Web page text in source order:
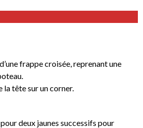
frappe croisée, reprenant une
la tête sur un corner.
pour deux jaunes successifs pour